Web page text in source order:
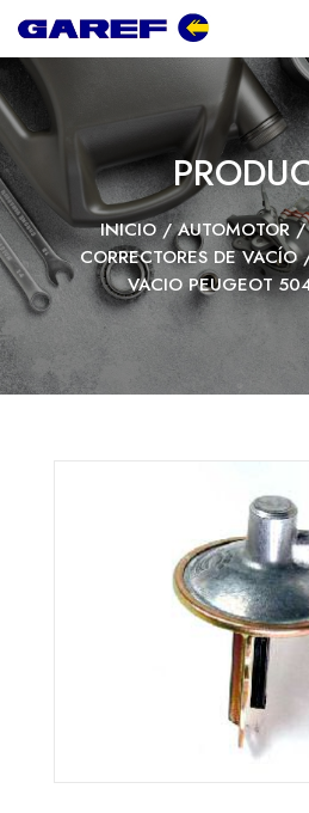
INICIO/AUTOMOTOR
CORRECTORES DE VACÍO/
VACIO PEUGEOT